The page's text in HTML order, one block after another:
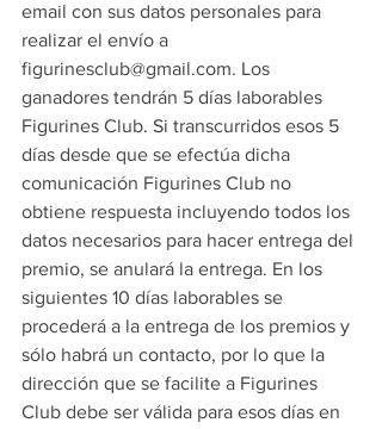
email con sus datos personales para
realizar el envío a
figurinesclub@gmail.com. Los
ganadores tendrán 5 días laborables
Figurines Club. Si transcurridos esos 5
días desde que se efectúa dicha
comunicación Figurines Club no
obtiene respuesta incluyendo todos los
datos necesarios para hacer entrega del
premio, se anulará la entrega. En los
siguientes 10 días laborables se
procederá a la entrega de los premios y
sólo habrá un contacto, por lo que la
dirección que se facilite a Figurines
Club debe ser válida para esos días en